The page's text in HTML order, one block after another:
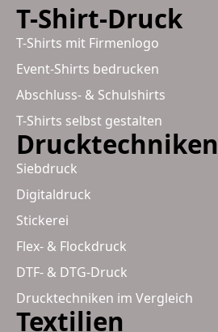
T-Shirt-Druck
T-Shirts mit Firmenlogo
Event-Shirts bedrucken
Abschluss- & Schulshirts
T-Shirts selbst gestalten
Drucktechniken
Siebdruck
Digitaldruck
Stickerei
Flex- & Flockdruck
DTF- & DTG-Druck
Drucktechniken im Vergleich
Textilien